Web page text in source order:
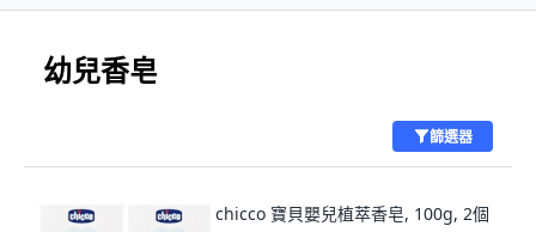
幼兒香皂
篩選器
chicco 寶貝嬰兒植萃香皂, 100g, 2個